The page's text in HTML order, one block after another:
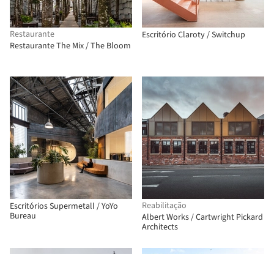
Restaurante
Restaurante The Mix / The Bloom
Escritório Claroty / Switchup
Escritórios Supermetall / YoYo
Bureau
Reabilitação
Albert Works / Cartwright Pickard
Architects